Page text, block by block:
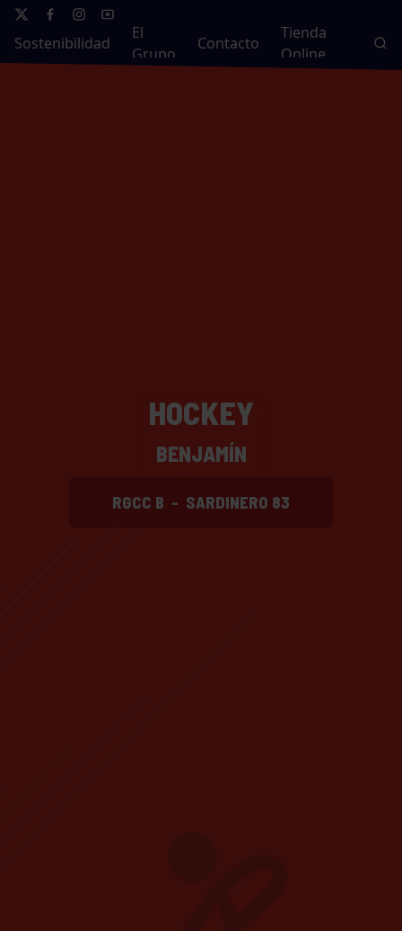
Sostenibilidad
El
Grupo
Contacto
Tienda
Online
HOCKEY
BENJAMÍN
RGCC B - SARDINERO 83